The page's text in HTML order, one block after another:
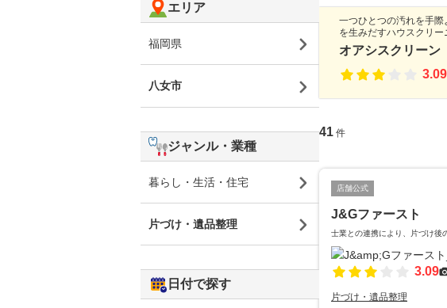
一つひとつの汚れを手
を生みだすハウスクリー
オアシスクリーン
3.09
41 件
店舗公式
J&Gファースト
士業との連携により、片づけ後
3.09
片づけ・遺品整理
エリア
福岡県
八女市
ジャンル・業種
暮らし・生活・住宅
片づけ・遺品整理
日付で探す